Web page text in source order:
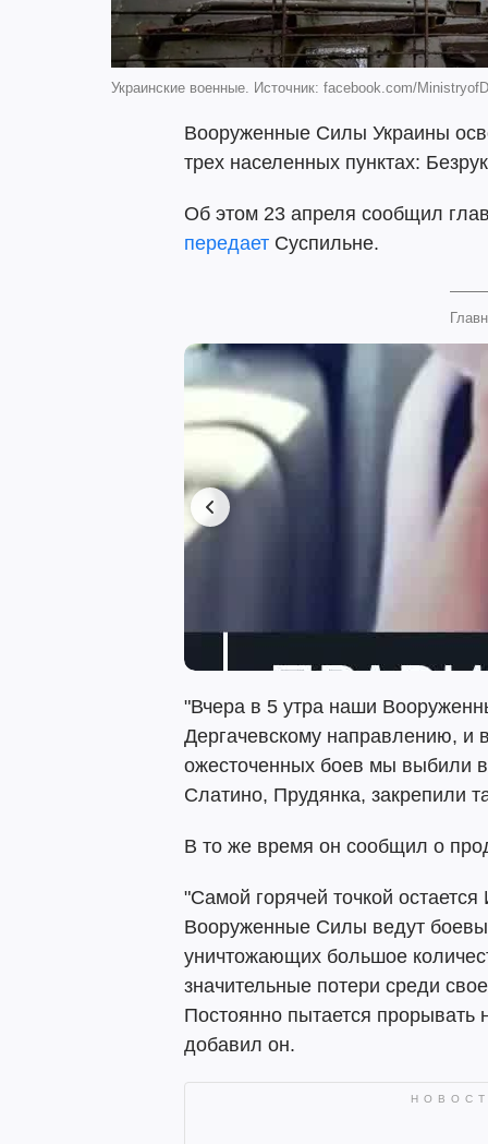
Украинские военные. Источник: facebook.com/
Вооруженные Силы Украины
трех населенных пунктах:
Об этом 23 апреля сообщил
передает Суспильне.
"Вчера в 5 утра наши
Дергачевскому направлению, и
ожесточенных боев мы выбили
Слатино, Прудянка, закрепили
В то же время он сообщил о
"Самой горячей точкой
Вооруженные Силы ведут
уничтожающих большое
значительные потери среди
Постоянно пытается прорывать
добавил он.